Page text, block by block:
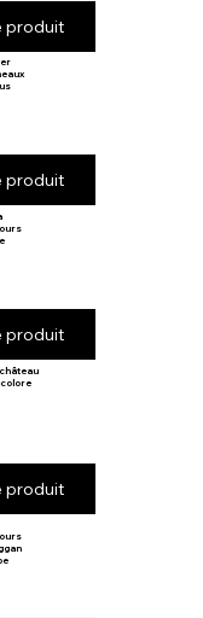
produit
produit
produit
produit